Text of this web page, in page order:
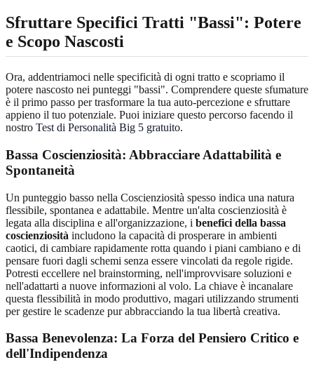
Sfruttare Specifici Tratti "Bassi": Potere
e Scopo Nascosti
Ora, addentriamoci nelle specificità di ogni tratto e scopriamo il
potere nascosto nei punteggi "bassi". Comprendere queste sfumature
è il primo passo per trasformare la tua auto-percezione e sfruttare
appieno il tuo potenziale. Puoi iniziare questo percorso facendo il
nostro Test di Personalità Big 5 gratuito.
Bassa Coscienziosità: Abbracciare Adattabilità e
Spontaneità
Un punteggio basso nella Coscienziosità spesso indica una natura
flessibile, spontanea e adattabile. Mentre un'alta coscienziosità è
legata alla disciplina e all'organizzazione, i benefici della bassa
coscienziosità includono la capacità di prosperare in ambienti
caotici, di cambiare rapidamente rotta quando i piani cambiano e di
pensare fuori dagli schemi senza essere vincolati da regole rigide.
Potresti eccellere nel brainstorming, nell'improvvisare soluzioni e
nell'adattarti a nuove informazioni al volo. La chiave è incanalare
questa flessibilità in modo produttivo, magari utilizzando strumenti
per gestire le scadenze pur abbracciando la tua libertà creativa.
Bassa Benevolenza: La Forza del Pensiero Critico e
dell'Indipendenza